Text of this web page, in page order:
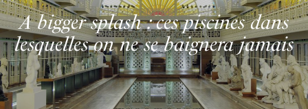
A bigger splash : ces piscines dans
lesquelles on ne se baignera jamais